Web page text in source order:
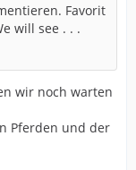
Favorit
will see . . .
wir noch warten
Pferden und der